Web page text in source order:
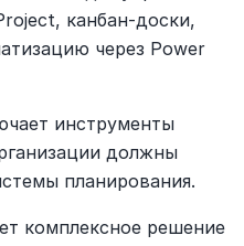
канбан-доски,
через Power
инструменты
должны
планирования.
комплексное решение